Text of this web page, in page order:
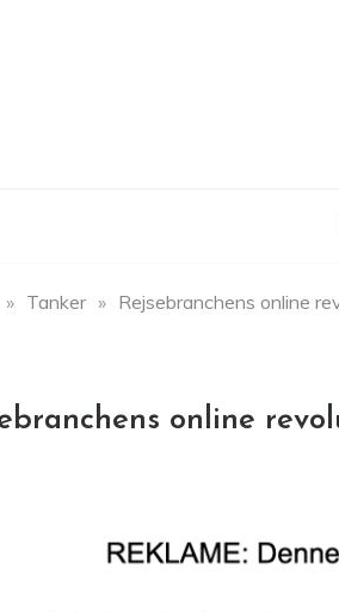
» Tanker » Rejsebranchens online
online